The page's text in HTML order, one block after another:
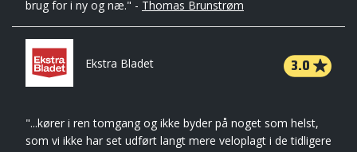
brug for i ny og næ." - Thomas Brunstrøm
Ekstra Bladet 3.0
"...kører i ren tomgang og ikke byder på noget som helst,
som vi ikke har set udført langt mere veloplagt i de tidligere